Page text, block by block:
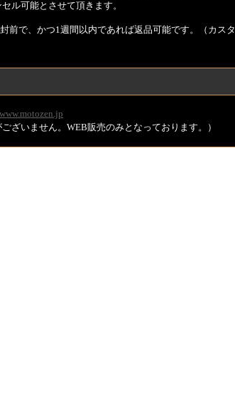
ル可能とさせて頂きます。
前で、かつ1週間以内であれば返品可能です。（カスタ
いません。WEB販売のみとなっております。）